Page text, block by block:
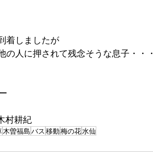
着しましたが
人に押されて残念そうな息子・・・
村耕紀
木曽福島バス 移動梅の花水仙